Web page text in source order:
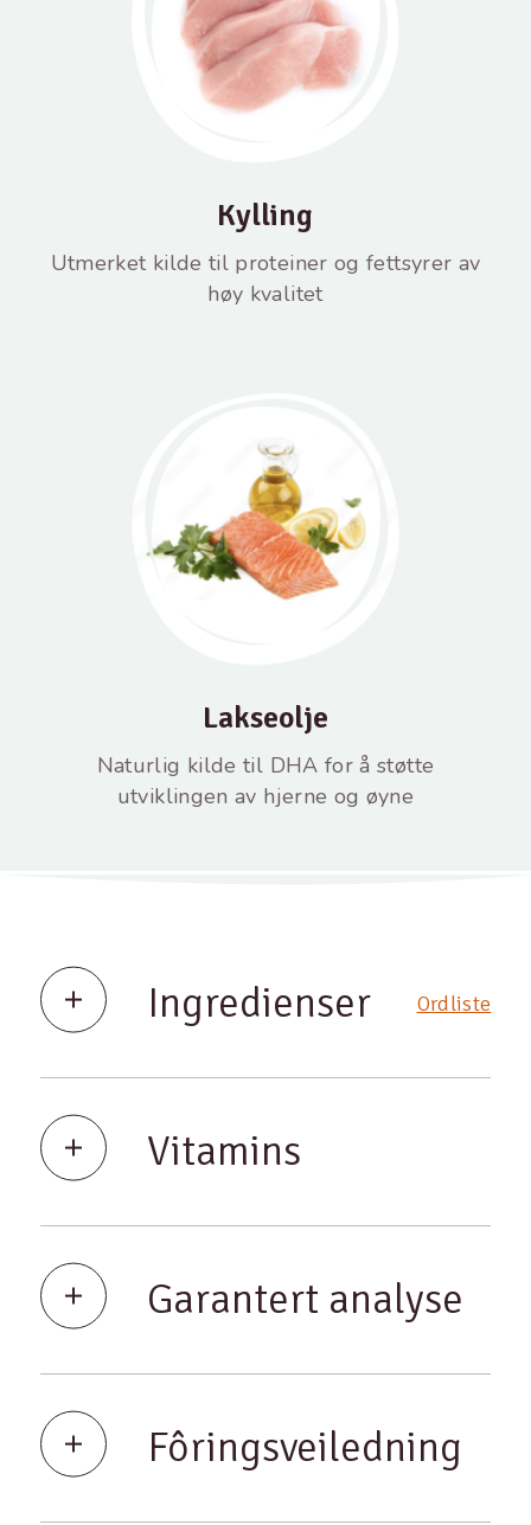
Kylling
Utmerket kilde til proteiner og fettsyrer av
høy kvalitet
Lakseolje
Naturlig kilde til DHA for å støtte
utviklingen av hjerne og øyne
Ingredienser Ordliste
Vitamins
Garantert analyse
Fôringsveiledning